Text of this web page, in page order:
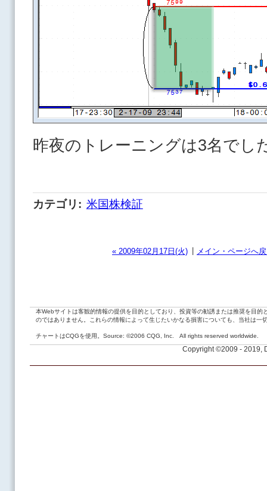
昨夜のトレーニングは3名でし
カテゴリ : 米国株検証
« 2009年02月17日(火) メイン・ページへ
本Webサイトは客観的情報の提供を目的としており、投資等の勧誘または推奨を目
のではありません。これらの情報によって生じたいかなる損害についても、当社は一
チャートはCQGを使用。Source: ©2006 CQG, Inc. All rights reserved worldwide.
Copyright ©2009 - 2019,